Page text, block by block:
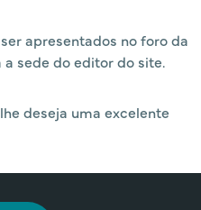
apresentados no foro da
sede do editor do site.
deseja uma excelente